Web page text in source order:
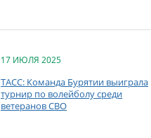
17 ИЮЛЯ 2025
ТАСС: Команда Бурятии выиграла
турнир по волейболу среди
ветеранов СВО